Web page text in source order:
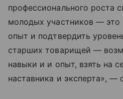
профессионального роста
молодых участников — это
опыт и подтвердить
старших товарищей —
навыки и и опыт, взять на
наставника и эксперта», —